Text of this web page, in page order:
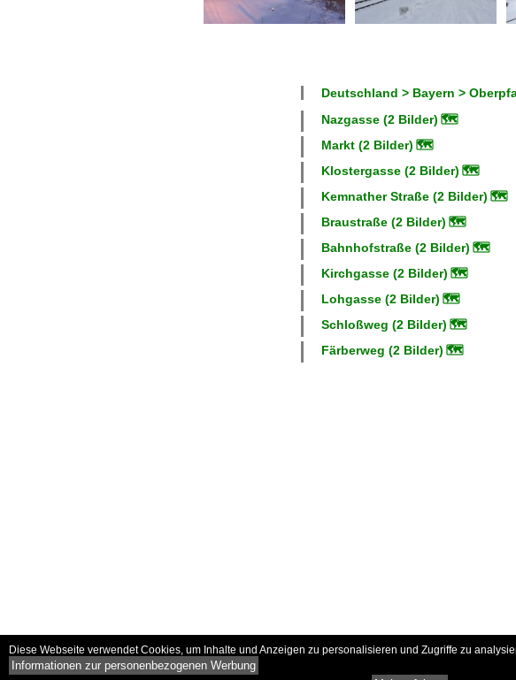
Deutschland > Bayern >
Nazgasse (2 Bilder) 🗺
Markt (2 Bilder) 🗺
Klostergasse (2 Bilder) 🗺
Kemnather Straße (2 Bilder) 🗺
Braustraße (2 Bilder) 🗺
Bahnhofstraße (2 Bilder) 🗺
Kirchgasse (2 Bilder) 🗺
Lohgasse (2 Bilder) 🗺
Schloßweg (2 Bilder) 🗺
Färberweg (2 Bilder) 🗺
Diese Webseite verwendet Cookies, um Inhalte und Anzeigen zu personalisieren und Zugriffe zu
Informationen zur personenbezogenen Werbung